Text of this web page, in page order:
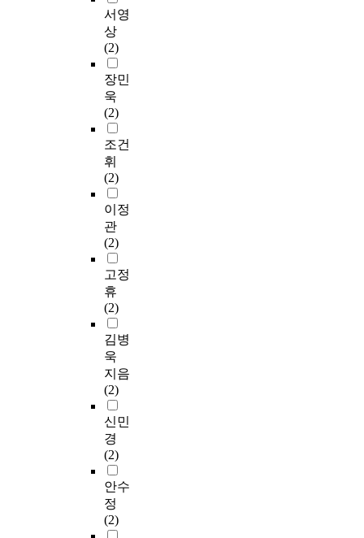
서영
상
(2)
장민
욱
(2)
조건
휘
(2)
이정
관
(2)
고정
휴
(2)
김병
욱
지음
(2)
신민
경
(2)
안수
정
(2)